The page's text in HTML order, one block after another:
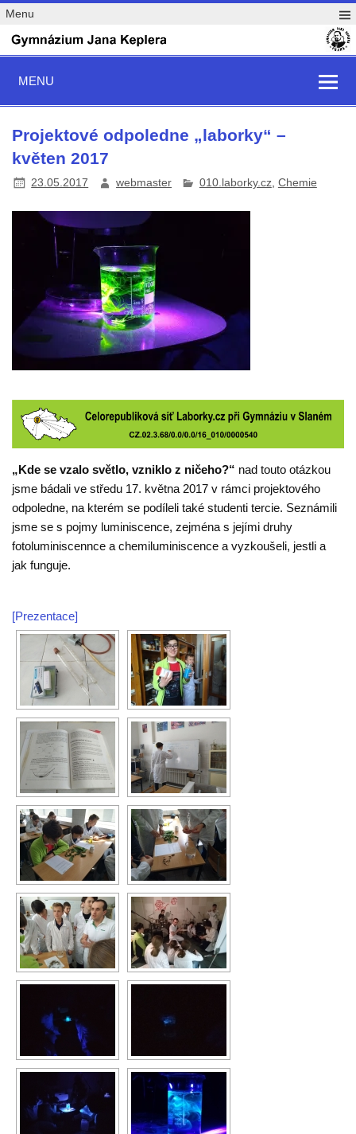
Menu
MENU
Projektové odpoledne „laborky“ –
květen 2017
23.05.2017 webmaster 010.laborky.cz, Chemie
„Kde se vzalo světlo, vzniklo z ničeho?“ nad touto otázkou
jsme bádali ve středu 17. května 2017 v rámci projektového
odpoledne, na kterém se podíleli také studenti tercie. Seznámili
jsme se s pojmy luminiscence, zejména s jejími druhy
fotoluminiscennce a chemiluminiscence a vyzkoušeli, jestli a
jak funguje.
[Prezentace]